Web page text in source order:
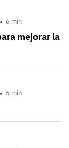
6 min
mejorar la
5 min